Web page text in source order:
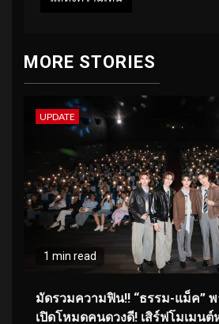
MORE STORIES
UPDATE
1 min read
มัดรวมความฟิน!! “ธรรม-แม็ค”
เปิดโหมดคนดวงดี! เสิร์ฟโมเมน